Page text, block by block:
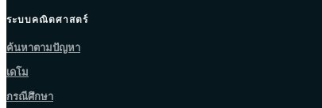
ระบบคณิตศาสตร์
ค้นหาตามปัญหา
เดโม
กรณีศึกษา